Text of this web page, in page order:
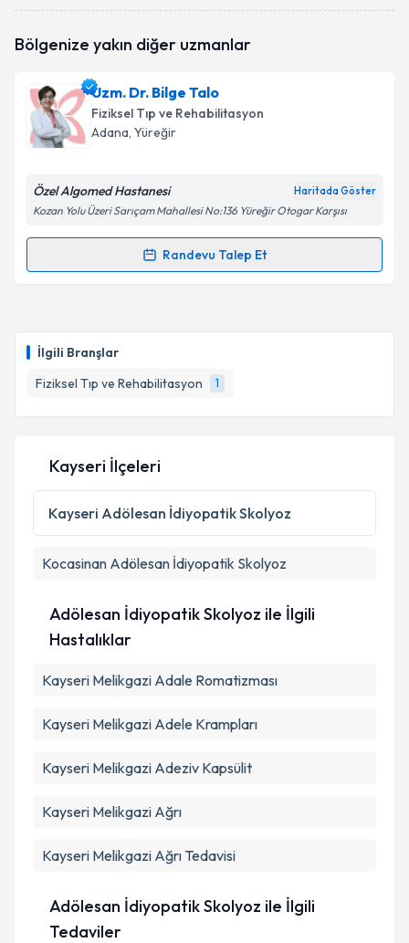
İlgili Branşlar
Fiziksel Tıp ve Rehabilitasyon
1
oluşturun. Size bu uzmandan randevu almanız için bir
E-posta Adresiniz
Kişisel verilerimin işlenmesine ilişkin
Aydınlatma
Metni'ni okudum ve kişisel verilerimin belirtilen
Bölgenize yakın diğer uzmanlar
Uzm. Dr. Bilge Talo
Fiziksel Tıp ve Rehabilitasyon
Adana, Yüreğir
Özel Algomed Hastanesi Haritada Göster
Kozan Yolu Üzeri Sarıçam Mahallesi No:136 Yüreğir Otogar Karşısı
Randevu Talep Et
Randevu Takvimi Talebi
takvim hazırlandığında e-posta ile bilgilendireceğiz.
Kişisel verilerimin işlenmesine ilişkinAydınlatma
Metni'ni okudum ve kişisel verilerimin belirtilen
kapsamda işlenmesini kabul ediyorum.
Kayseri İlçeleri
Kayseri Adölesan İdiyopatik Skolyoz
Kocasinan Adölesan İdiyopatik Skolyoz
Adölesan İdiyopatik Skolyoz ile İlgili
Hastalıklar
Kayseri Melikgazi Adale Romatizması
Kayseri Melikgazi Adele Krampları
Kayseri Melikgazi Adeziv Kapsülit
Kayseri Melikgazi Ağrı
Kayseri Melikgazi Ağrı Tedavisi
Adölesan İdiyopatik Skolyoz ile İlgili
Tedaviler